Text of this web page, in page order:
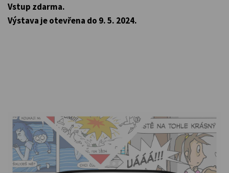
Vstup zdarma.
Výstava je otevřena do 9. 5. 2024.